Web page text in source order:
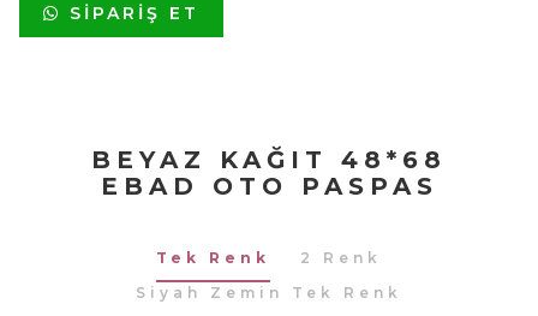
SIPARIŞ ET
BEYAZ KAĞIT 48*68
EBAD OTO PASPAS
Tek Renk
2 Renk
Siyah Zemin Tek Renk